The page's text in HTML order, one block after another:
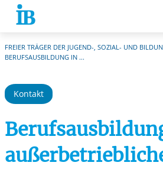
Springe zum Inhalt
FREIER TRÄGER DER JUGEND-, SOZIAL- UND
BERUFSAUSBILDUNG IN ...
Kontakt